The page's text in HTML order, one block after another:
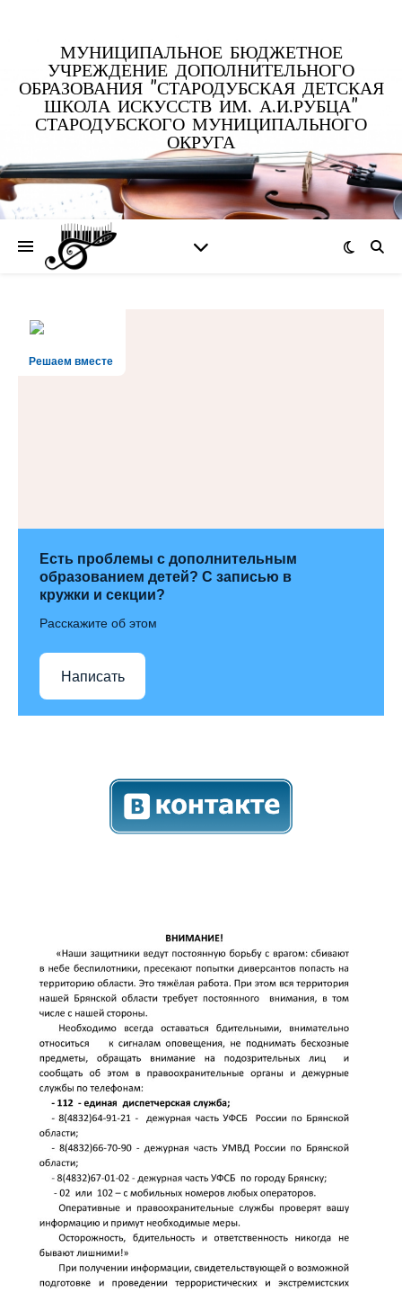
МУНИЦИПАЛЬНОЕ БЮДЖЕТНОЕ
УЧРЕЖДЕНИЕ ДОПОЛНИТЕЛЬНОГО
ОБРАЗОВАНИЯ "СТАРОДУБСКАЯ ДЕТСКАЯ
ШКОЛА ИСКУССТВ ИМ. А.И.РУБЦА"
СТАРОДУБСКОГО МУНИЦИПАЛЬНОГО
ОКРУГА
Решаем вместе
Есть проблемы с дополнительным
образованием детей? С записью в
кружки и секции?
Расскажите об этом
Написать